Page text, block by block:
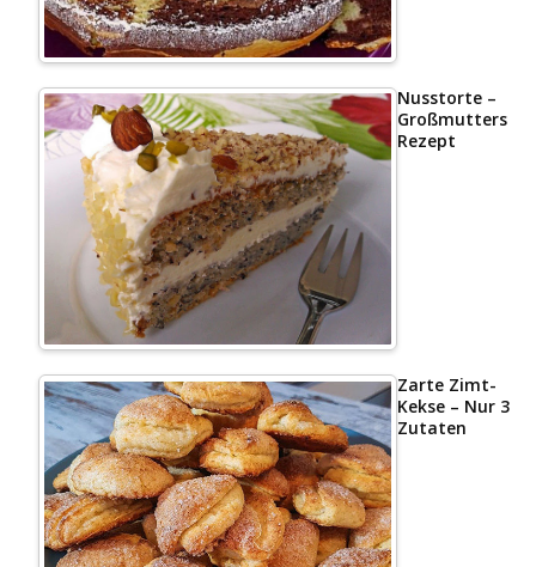
Nusstorte –
Großmutters
Rezept
Zarte Zimt-
Kekse – Nur 3
Zutaten